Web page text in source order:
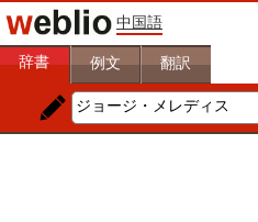
中国語
辞書 例文 翻訳